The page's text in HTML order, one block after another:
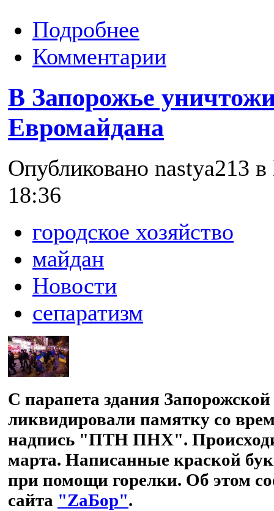
Подробнее
Комментарии
В Запорожье
Евромайдана
Опубликовано nastya213
18:36
городское хозяйство
майдан
Новости
сепаратизм
С парапета здания
ликвидировали памятку со
надпись "ПТН ПНХ".
марта. Написанные краской
при помощи горелки. Об этом
сайта "ZаБор".